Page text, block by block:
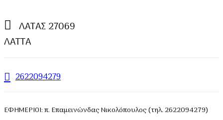
ΛΑΤΑΣ 27069
ΛΑΤΤΑ
2622094279
ΕΦΗΜΕΡΙΟΙ: π. Επαμεινώνδας Νικολόπουλος (τηλ. 2622094279)